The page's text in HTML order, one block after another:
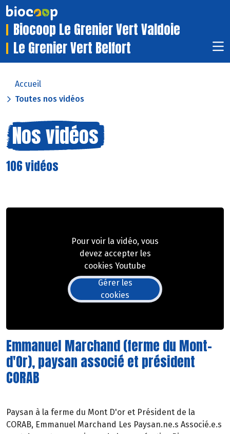
Biocoop Le Grenier Vert Valdoie
Le Grenier Vert Belfort
Accueil
Toutes nos vidéos
Nos vidéos
106 vidéos
Pour voir la vidéo, vous
devez accepter les
cookies Youtube
Gérer les
cookies
Emmanuel Marchand (ferme du Mont-
d'Or), paysan associé et président
CORAB
Paysan à la ferme du Mont D'or et Président de la
CORAB, Emmanuel Marchand Les Paysan.ne.s Associé.e.s